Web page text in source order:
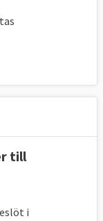
till
i